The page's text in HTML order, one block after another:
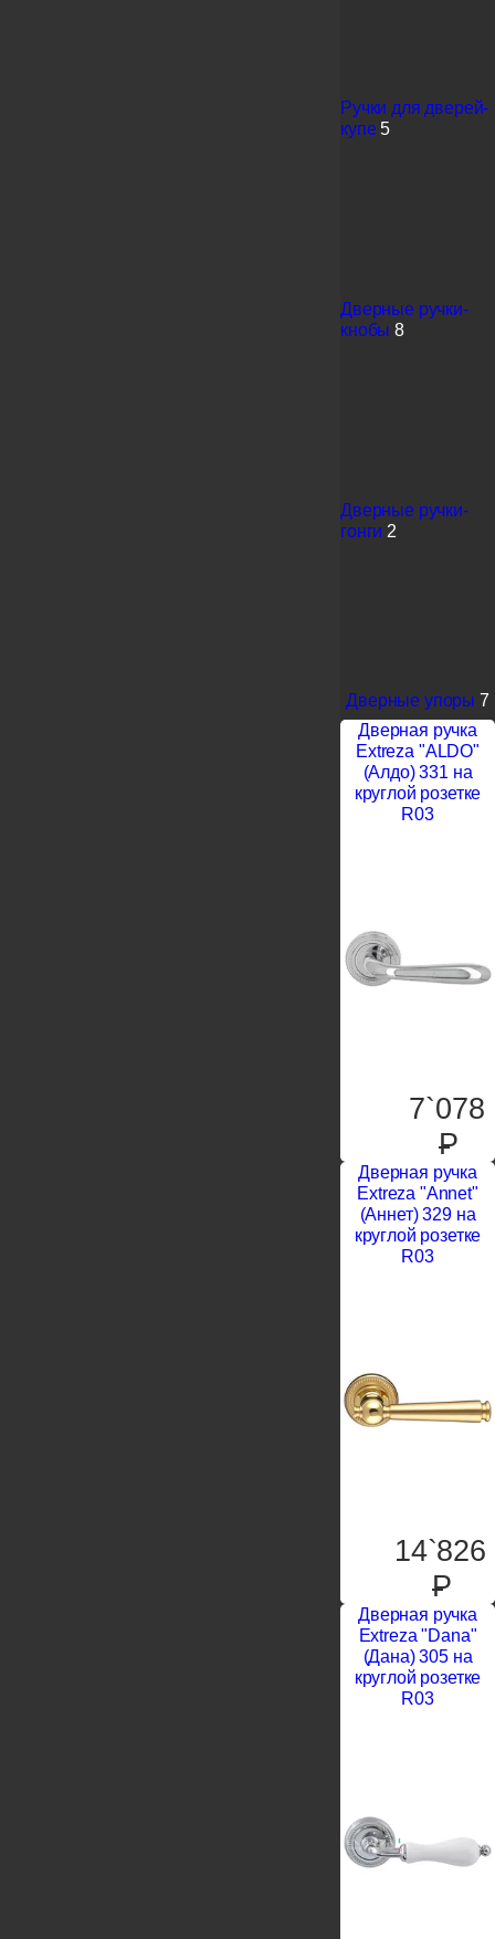
Ручки для дверей-
купе 5
Дверные ручки-
кнобы 8
Дверные ручки-
гонги 2
Дверные упоры 7
Дверная ручка
Extreza "ALDO"
(Алдо) 331 на
круглой розетке
R03
7`078
P
Дверная ручка
Extreza "Annet"
(Аннет) 329 на
круглой розетке
R03
14`826
P
Дверная ручка
Extreza "Dana"
(Дана) 305 на
круглой розетке
R03